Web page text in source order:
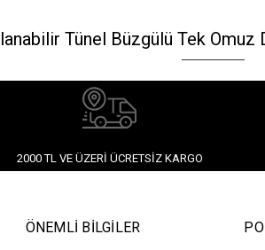
Tünel Büzgülü Tek
2000 TL VE ÜZERI ÜCRETSIZ KARGO
ÖNEMLİ BİLGİLER